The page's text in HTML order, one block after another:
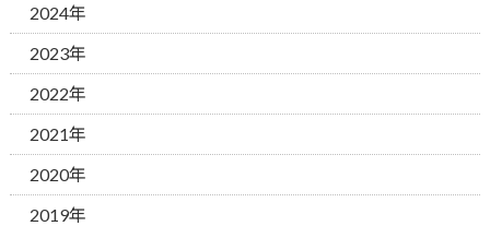
2024年
2023年
2022年
2021年
2020年
2019年